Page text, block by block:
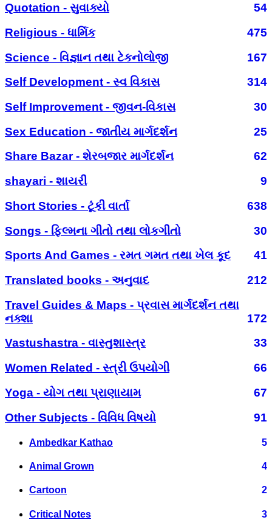
Quotation - સુવાક્યો
54
Religious - ધાર્મિક
475
Science - વિજ્ઞાન તથા ટેકનોલોજી
167
Self Development - સ્વ વિકાસ
314
Self Improvement - જીવન-વિકાસ
30
Sex Education - જાતીય માર્ગદર્શન
25
Share Bazar - શેરબજાર માર્ગદર્શન
62
shayari - શાયરી
9
Short Stories - ટૂંકી વાર્તા
638
Songs - ફિલ્મના ગીતો તથા લોકગીતો
30
Sports And Games - રમત ગમત તથા ખેલ કૂદ
41
Translated books - અનુવાદ
212
Travel Guides & Maps - પ્રવાસ માર્ગદર્શન તથા
નક્શા
172
Vastushastra - વાસ્તુશાસ્ત્ર
33
Women Related - સ્ત્રી ઉપયોગી
66
Yoga - યોગ તથા પ્રાણાયામ
67
Other Subjects - વિવિધ વિષયો
91
Ambedkar Kathao 5
Animal Grown 4
Cartoon 2
Critical Notes 3